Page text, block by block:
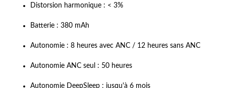
Distorsion harmonique : < 3%
Batterie : 380 mAh
Autonomie : 8 heures avec ANC / 12 heures sans ANC
Autonomie ANC seul : 50 heures
Autonomie DeepSleep : jusqu'à 6 mois